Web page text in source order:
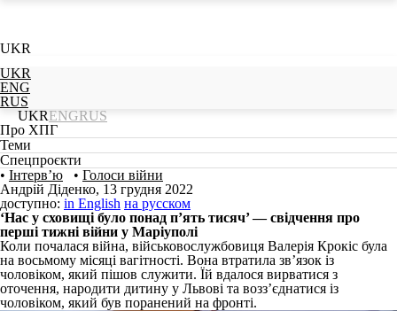
UKR
UKR
ENG
RUS
UKRENGRUS
Про ХПГ
Теми
Спецпроєкти
• Інтерв’ю • Голоси війни
Андрій Діденко, 13 грудня 2022
доступно: in English на русском
‘Нас у сховищі було понад п’ять тисяч’ — свідчення про
перші тижні війни у Маріуполі
Коли почалася війна, військовослужбовиця Валерія Крокіс була
на восьмому місяці вагітності. Вона втратила зв’язок із
чоловіком, який пішов служити. Їй вдалося вирватися з
оточення, народити дитину у Львові та возз’єднатися із
чоловіком, який був поранений на фронті.